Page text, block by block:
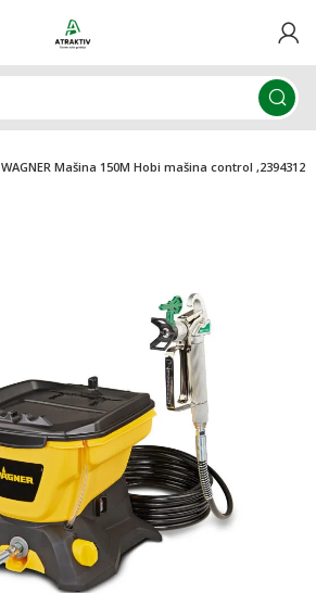
WAGNER Mašina 150M Hobi mašina control ,2394312